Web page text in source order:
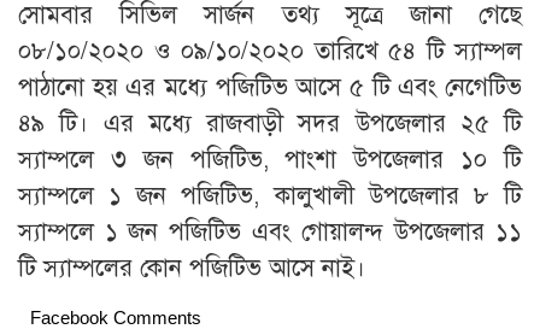
সোমবার সিভিল সার্জন তথ্য সূত্রে জানা গেছে
০৮/১০/২০২০ ও ০৯/১০/২০২০ তারিখে ৫৪ টি স্যাম্পল
পাঠানো হয় এর মধ্যে পজিটিভ আসে ৫ টি এবং নেগেটিভ
৪৯ টি। এর মধ্যে রাজবাড়ী সদর উপজেলার ২৫ টি
স্যাম্পলে ৩ জন পজিটিভ, পাংশা উপজেলার ১০ টি
স্যাম্পলে ১ জন পজিটিভ, কালুখালী উপজেলার ৮ টি
স্যাম্পলে ১ জন পজিটিভ এবং গোয়ালন্দ উপজেলার ১১
টি স্যাম্পলের কোন পজিটিভ আসে নাই।
Facebook Comments